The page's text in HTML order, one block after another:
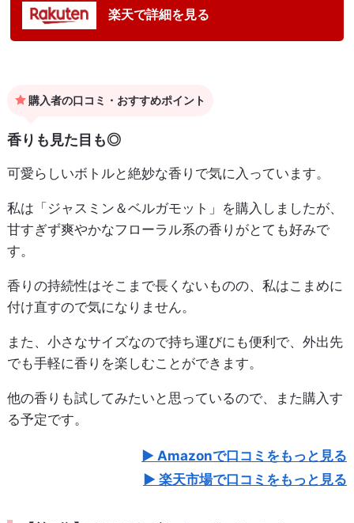
楽天で詳細を見る
購入者の口コミ・おすすめポイント
香りも見た目も◎
可愛らしいボトルと絶妙な香りで気に入っています。
私は「ジャスミン＆ベルガモット」を購入しましたが、
甘すぎず爽やかなフローラル系の香りがとても好みで
す。
香りの持続性はそこまで長くないものの、私はこまめに
付け直すので気になりません。
また、小さなサイズなので持ち運びにも便利で、外出先
でも手軽に香りを楽しむことができます。
他の香りも試してみたいと思っているので、また購入す
る予定です。
Amazonで口コミをもっと見る
楽天市場で口コミをもっと見る